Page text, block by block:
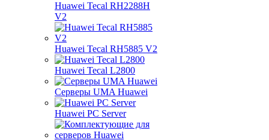
Huawei Tecal RH2288H
V2
Huawei Tecal RH5885 V2
Huawei Tecal L2800
Серверы UMA Huawei
Huawei PC Server